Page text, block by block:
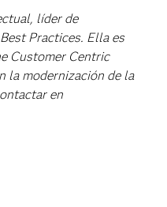
líder de
Practices. Ella es
Customer Centric
la modernización de la
en